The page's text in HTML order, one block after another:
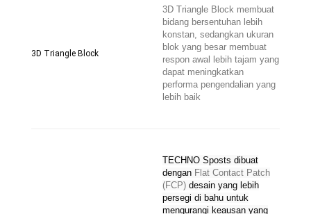
3D Triangle Block
3D Triangle Block membuat
bidang bersentuhan lebih
konstan, sedangkan ukuran
blok yang besar membuat
respon awal lebih tajam yang
dapat meningkatkan
performa pengendalian yang
lebih baik
TECHNO Sposts dibuat
dengan Flat Contact Patch
(FCP) desain yang lebih
persegi di bahu untuk
mengurangi keausan yang